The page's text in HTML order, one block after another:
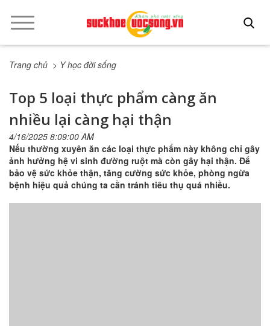
Trang chủ > Y học đời sống
Top 5 loại thực phẩm càng ăn
nhiều lại càng hại thận
4/16/2025 8:09:00 AM
Nếu thường xuyên ăn các loại thực phẩm này không chỉ gây
ảnh hưởng hệ vi sinh đường ruột mà còn gây hại thận. Để
bảo vệ sức khỏe thận, tăng cường sức khỏe, phòng ngừa
bệnh hiệu quả chúng ta cần tránh tiêu thụ quá nhiều.